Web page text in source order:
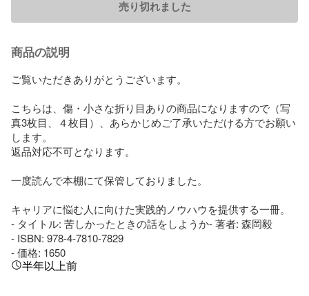
売り切れました
商品の説明
ご覧いただきありがとうございます。
こちらは、傷・小さな折り目ありの商品になりますので（写
真3枚目、４枚目）、あらかじめご了承いただける方でお願い
します。
返品対応不可となります。
一度読んで本棚にて保管しておりました。
キャリアに悩む人に向けた実践的ノウハウを提供する一冊。
- タイトル: 苦しかったときの話をしようか- 著者: 森岡毅
- ISBN: 978-4-7810-7829
- 価格: 1650
半年以上前